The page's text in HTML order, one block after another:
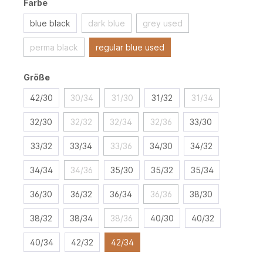
Farbe
blue black dark blue grey used
perma black regular blue used
Größe
42/30 30/34 31/30 31/32 31/34
32/30 32/32 32/34 32/36 33/30
33/32 33/34 33/36 34/30 34/32
34/34 34/36 35/30 35/32 35/34
36/30 36/32 36/34 36/36 38/30
38/32 38/34 38/36 40/30 40/32
40/34 42/32 42/34